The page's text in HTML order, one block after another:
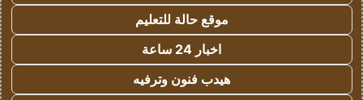
موقع حالة للتعليم
اخبار 24 ساعة
هيدب فنون وترفيه